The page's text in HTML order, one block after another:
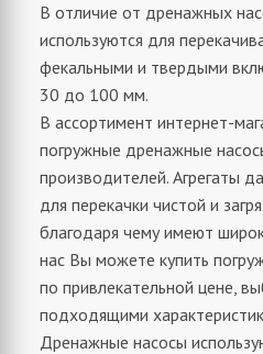
В отличие от дренажных
используются для
фекальными и твердыми
30 до 100 мм.
В ассортимент интернет-
погружные дренажные
производителей. Агрегаты
для перекачки чистой и
благодаря чему имеют
нас Вы можете купить
по привлекательной цене,
подходящими
Дренажные насосы